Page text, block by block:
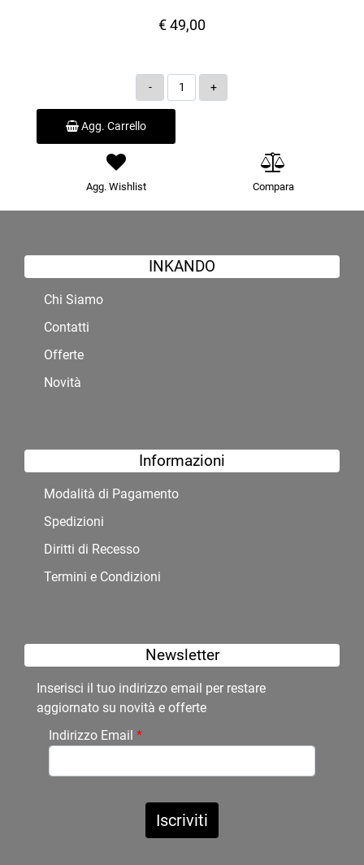
€ 49,00
Quantità
Agg. Carrello
Agg. Wishlist Compara
INKANDO
Chi Siamo
Contatti
Offerte
Novità
Informazioni
Modalità di Pagamento
Spedizioni
Diritti di Recesso
Termini e Condizioni
Newsletter
Inserisci il tuo indirizzo email per restare
aggiornato su novità e offerte
Indirizzo Email *